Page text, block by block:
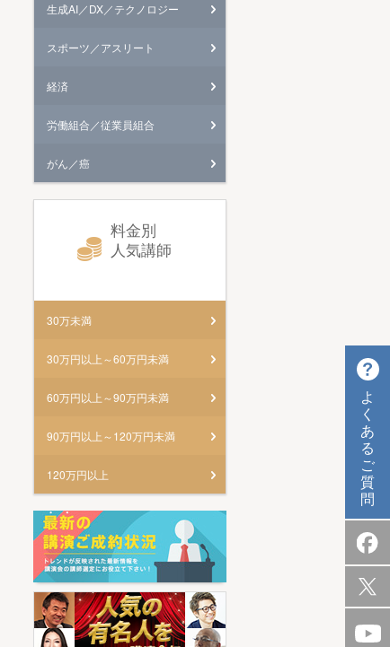
生成AI／DX／テクノロジー
スポーツ／アスリート
経済
労働組合／従業員組合
がん／癌
料金別
人気講師
30万未満
30万円以上～60万円未満
60万円以上～90万円未満
90万円以上～120万円未満
120万円以上
よ
く
あ
る
ご
質
問